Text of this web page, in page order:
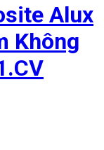
Alux
Không